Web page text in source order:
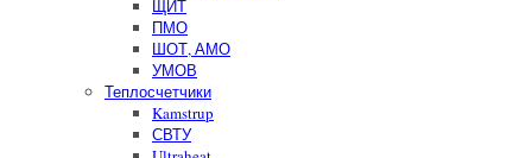
ЩИТ
ПМО
ШОТ, АМО
УМОВ
Теплосчетчики
Kamstrup
СВТУ